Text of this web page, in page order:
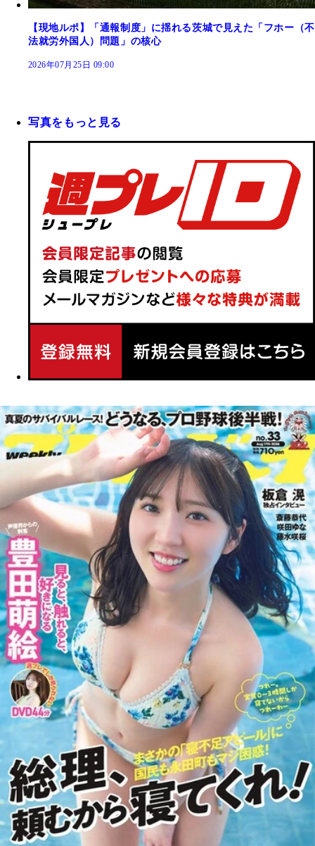
【現地ルポ】「通報制度」に揺れる茨城で見えた「フホー（不
法就労外国人）問題」の核心
2026年07月25日 09:00
写真をもっと見る